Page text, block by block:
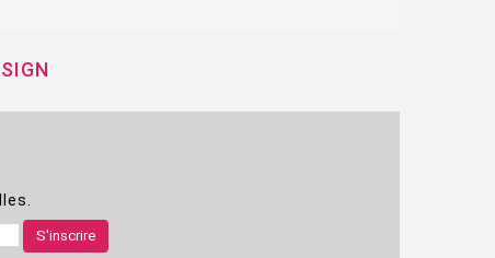
S'inscrire